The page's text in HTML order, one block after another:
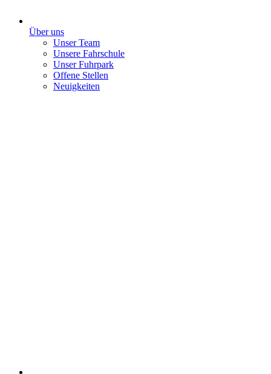
Über uns
Unser Team
Unsere Fahrschule
Unser Fuhrpark
Offene Stellen
Neuigkeiten